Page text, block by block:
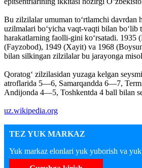
Bu zilzilalar umuman toʻrtlamchi davrdan
uzilmalari boʻyicha vaqt-vaqti bilan boʻlib
harakatlarning faolli-gini koʻrsatadi. 1935
(Fayzobod), 1949 (Xayit) va 1968
bilan silkingan zilzilalar bu jarayonga
Qoratogʻ zilzilasidan yuzaga kelgan
atroflarida 5—6, Samarqandda 6—7,
Andijonda 4—5, Toshkentda 4 ball bilan
uz.wikipedia.org
TEZ YUK MARKAZ
Yuk markaz elonlari yuk yuborish va yuk